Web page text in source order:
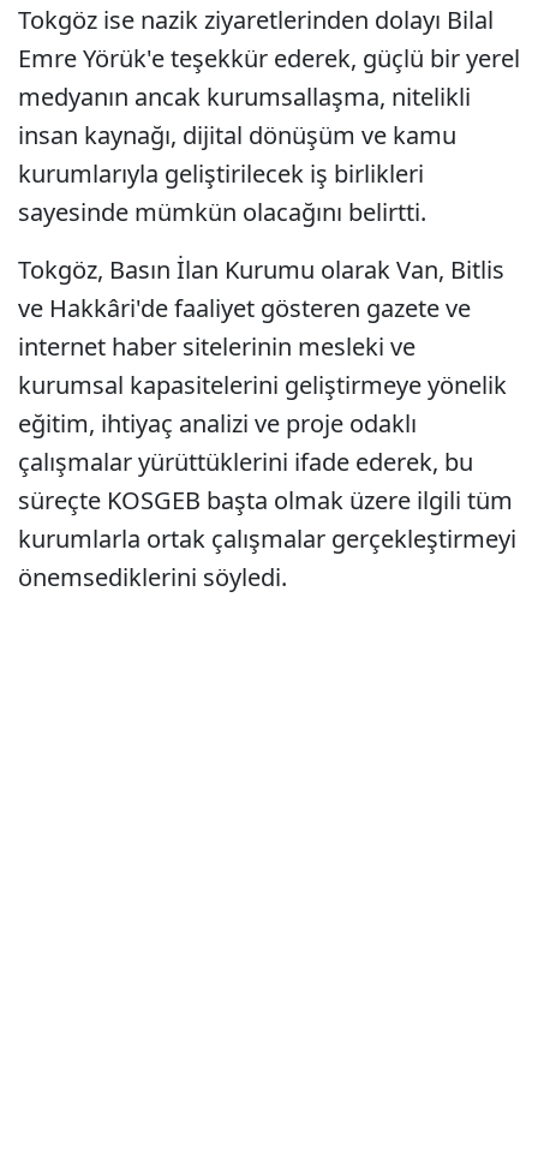
Tokgöz ise nazik ziyaretlerinden dolayı Bilal
Emre Yörük'e teşekkür ederek, güçlü bir yerel
medyanın ancak kurumsallaşma, nitelikli
insan kaynağı, dijital dönüşüm ve kamu
kurumlarıyla geliştirilecek iş birlikleri
sayesinde mümkün olacağını belirtti.
Tokgöz, Basın İlan Kurumu olarak Van, Bitlis
ve Hakkâri'de faaliyet gösteren gazete ve
internet haber sitelerinin mesleki ve
kurumsal kapasitelerini geliştirmeye yönelik
eğitim, ihtiyaç analizi ve proje odaklı
çalışmalar yürüttüklerini ifade ederek, bu
süreçte KOSGEB başta olmak üzere ilgili tüm
kurumlarla ortak çalışmalar gerçekleştirmeyi
önemsediklerini söyledi.